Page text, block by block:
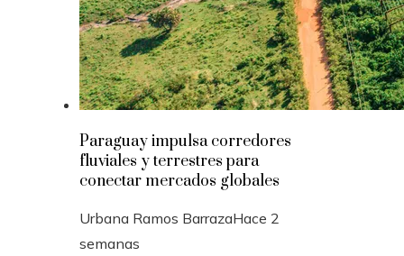
Paraguay impulsa corredores
fluviales y terrestres para
conectar mercados globales
Urbana Ramos BarrazaHace 2
semanas